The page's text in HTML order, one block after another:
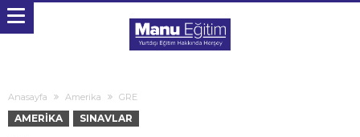
Anasayfa Amerika GRE
AMERIKA SINAVLAR